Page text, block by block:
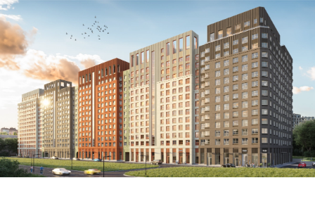
Нажимая кнопку «Отправить», вы даёте согласие на обработку
персональных данных.
Подтвердить